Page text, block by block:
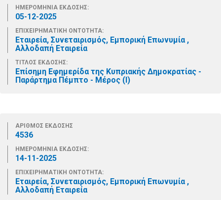
ΗΜΕΡΟΜΗΝΙΑ ΕΚΔΟΣΗΣ:
05-12-2025
ΕΠΙΧΕΙΡΗΜΑΤΙΚΗ ΟΝΤΟΤΗΤΑ:
Εταιρεία, Συνεταιρισμός, Εμπορική Επωνυμία ,
Αλλοδαπή Εταιρεία
ΤΙΤΛΟΣ ΕΚΔΟΣΗΣ:
Επίσημη Εφημερίδα της Κυπριακής Δημοκρατίας -
Παράρτημα Πέμπτο - Μέρος (Ι)
ΑΡΙΘΜΟΣ ΕΚΔΟΣΗΣ
4536
ΗΜΕΡΟΜΗΝΙΑ ΕΚΔΟΣΗΣ:
14-11-2025
ΕΠΙΧΕΙΡΗΜΑΤΙΚΗ ΟΝΤΟΤΗΤΑ:
Εταιρεία, Συνεταιρισμός, Εμπορική Επωνυμία ,
Αλλοδαπή Εταιρεία